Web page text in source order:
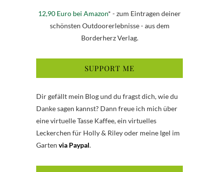
12,90 Euro bei Amazon* - zum Eintragen deiner
schönsten Outdoorerlebnisse - aus dem
Borderherz Verlag.
SUPPORT ME
Dir gefällt mein Blog und du fragst dich, wie du
Danke sagen kannst? Dann freue ich mich über
eine virtuelle Tasse Kaffee, ein virtuelles
Leckerchen für Holly & Riley oder meine Igel im
Garten via Paypal.